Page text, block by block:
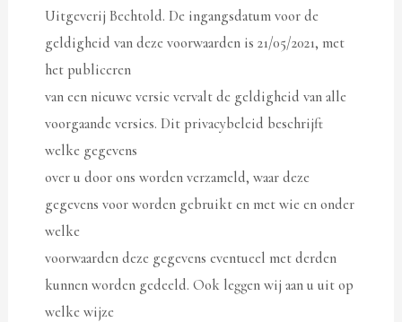
Uitgeverij Bechtold. De ingangsdatum voor de
geldigheid van deze voorwaarden is 21/05/2021, met
het publiceren
van een nieuwe versie vervalt de geldigheid van alle
voorgaande versies. Dit privacybeleid beschrijft
welke gegevens
over u door ons worden verzameld, waar deze
gegevens voor worden gebruikt en met wie en onder
welke
voorwaarden deze gegevens eventueel met derden
kunnen worden gedeeld. Ook leggen wij aan u uit op
welke wijze